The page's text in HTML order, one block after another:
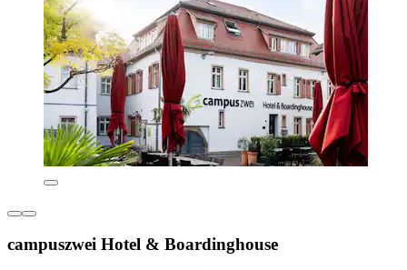
campuszwei Hotel & Boardinghouse